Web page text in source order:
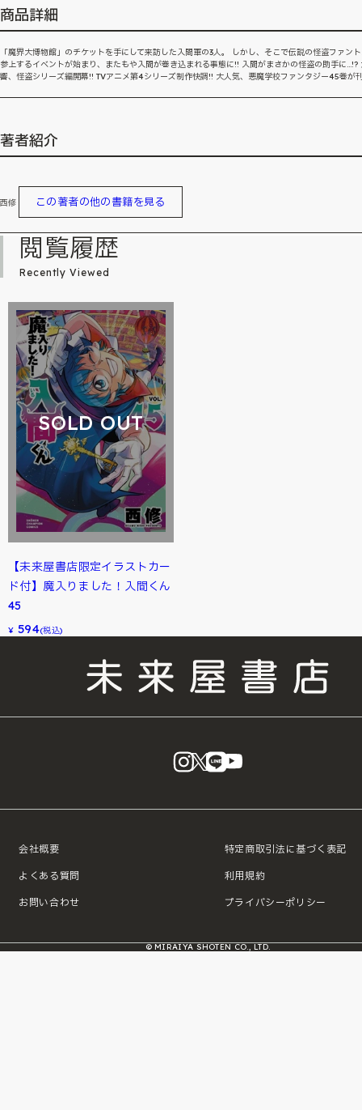
商品詳細
「魔界大博物館」のチケットを手にして来訪した入間軍の3人。 しかし、そこで伝説の怪盗ファン
参上するイベントが始まり、またもや入間が巻き込まれる事態に!! 入間がまさかの怪盗の助手に…!?
響、怪盗シリーズ編開幕!! TVアニメ第4シリーズ制作快調!! 大人気、悪魔学校ファンタジー45巻が
著者紹介
西修 この著者の他の書籍を見る
閲覧履歴
Recently Viewed
SOLD OUT
【未来屋書店限定イラストカー
ド付】魔入りました！入間くん
45
¥ 594(税込)
instagram
X LINE
会社概要
よくある質問
お問い合わせ
特定商取引法に基づく表記
利用規約
プライバシーポリシー
© MIRAIYA SHOTEN CO., LTD.